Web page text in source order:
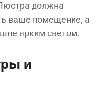
должна
ваше помещение, а
ярким светом.
и